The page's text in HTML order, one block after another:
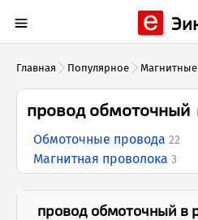
Главная Популярное Магнитные
провод обмоточный
Обмоточные провода 22
Магнитная проволока 3
провод обмоточный в